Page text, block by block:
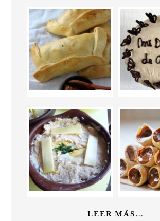
LEER MÁS...